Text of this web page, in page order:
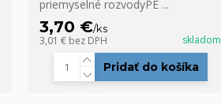
priemyselné rozvodyPE ...
3,70 €/ks
3,01 € bez DPH skladom
Pridať do košíka